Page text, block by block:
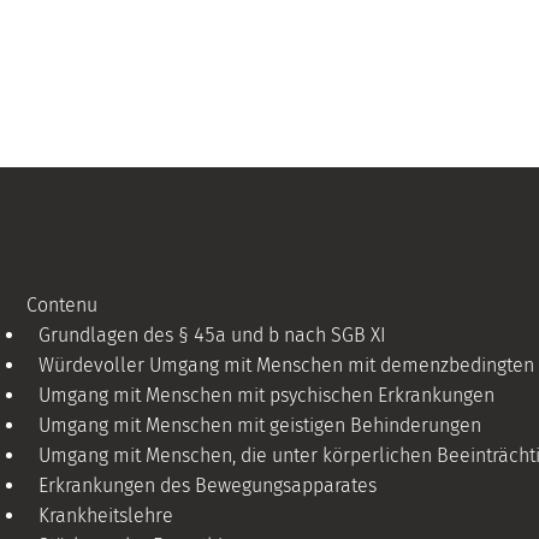
Contenu
Grundlagen des § 45a und b nach SGB XI
Würdevoller Umgang mit Menschen mit demenzbedingten
Umgang mit Menschen mit psychischen Erkrankungen
Umgang mit Menschen mit geistigen Behinderungen
Umgang mit Menschen, die unter körperlichen
Erkrankungen des Bewegungsapparates
Krankheitslehre